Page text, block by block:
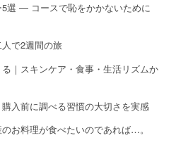
選 — コースで恥をかかないために
で2週間の旅
る｜スキンケア・食事・生活リズムか
入前に調べる習慣の大切さを実感
お料理が食べたいのであれば…。